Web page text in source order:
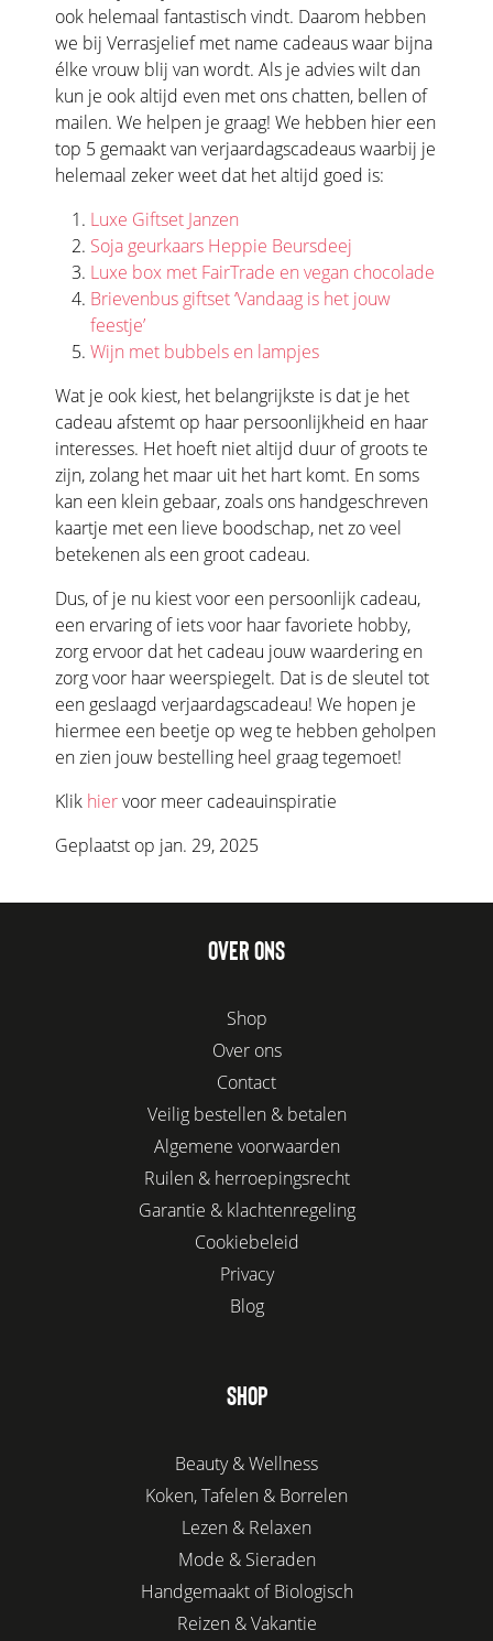
ook helemaal fantastisch vindt. Daarom hebben
we bij Verrasjelief met name cadeaus waar bijna
élke vrouw blij van wordt. Als je advies wilt dan
kun je ook altijd even met ons chatten, bellen of
mailen. We helpen je graag! We hebben hier een
top 5 gemaakt van verjaardagscadeaus waarbij je
helemaal zeker weet dat het altijd goed is:
Luxe Giftset Janzen
Soja geurkaars Heppie Beursdeej
Luxe box met FairTrade en vegan chocolade
Brievenbus giftset ‘Vandaag is het jouw
feestje’
Wijn met bubbels en lampjes
Wat je ook kiest, het belangrijkste is dat je het
cadeau afstemt op haar persoonlijkheid en haar
interesses. Het hoeft niet altijd duur of groots te
zijn, zolang het maar uit het hart komt. En soms
kan een klein gebaar, zoals ons handgeschreven
kaartje met een lieve boodschap, net zo veel
betekenen als een groot cadeau.
Dus, of je nu kiest voor een persoonlijk cadeau,
een ervaring of iets voor haar favoriete hobby,
zorg ervoor dat het cadeau jouw waardering en
zorg voor haar weerspiegelt. Dat is de sleutel tot
een geslaagd verjaardagscadeau! We hopen je
hiermee een beetje op weg te hebben geholpen
en zien jouw bestelling heel graag tegemoet!
Klik hiervoor meer cadeauinspiratie
Geplaatst op jan. 29, 2025
OVER ONS
Shop
Over ons
Contact
Veilig bestellen & betalen
Algemene voorwaarden
Ruilen & herroepingsrecht
Garantie & klachtenregeling
Cookiebeleid
Privacy
Blog
SHOP
Beauty & Wellness
Koken, Tafelen & Borrelen
Lezen & Relaxen
Mode & Sieraden
Handgemaakt of Biologisch
Reizen & Vakantie